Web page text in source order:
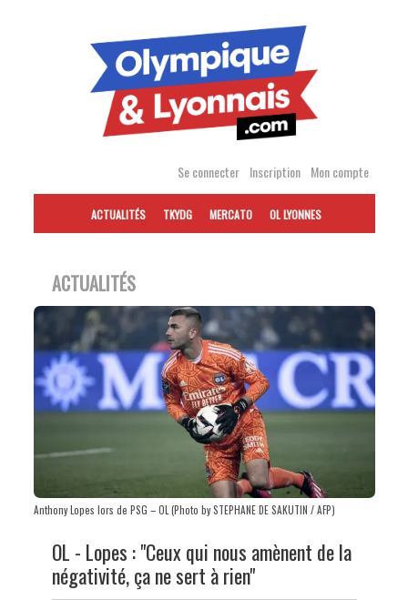
Se connecter Inscription Mon compte
ACTUALITÉS TKYDG MERCATO OL LYONNES
ACTUALITÉS
Anthony Lopes lors de PSG – OL (Photo by STEPHANE DE SAKUTIN / AFP)
OL - Lopes : "Ceux qui nous amènent de la
négativité, ça ne sert à rien"